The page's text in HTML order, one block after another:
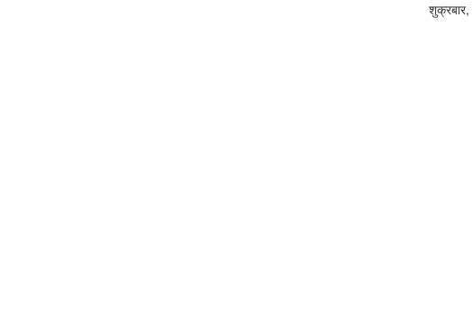
शुक्रबार,